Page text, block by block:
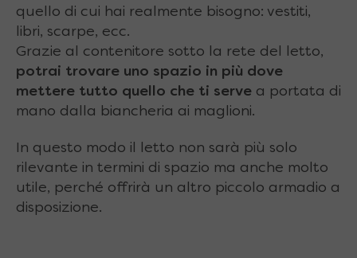
quello di cui hai realmente bisogno: vestiti,
libri, scarpe, ecc.
Grazie al contenitore sotto la rete del letto,
potrai trovare uno spazio in più dove
mettere tutto quello che ti serve a portata di
mano dalla biancheria ai maglioni.
In questo modo il letto non sarà più solo
rilevante in termini di spazio ma anche molto
utile, perché offrirà un altro piccolo armadio a
disposizione.